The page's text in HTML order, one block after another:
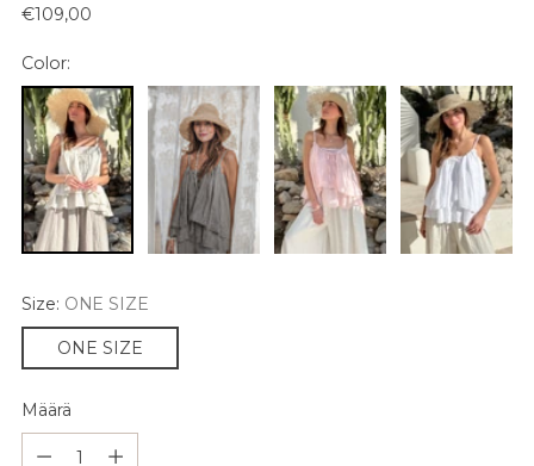
Normaali
€109,00
Color:
Size: ONE SIZE
ONE SIZE
Määrä